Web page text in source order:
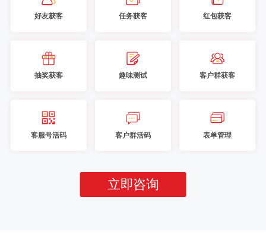
好友获客 任务获客 红包获客
抽奖获客 趣味测试 客户群获客
客服号活码 客户群活码 表单管理
立即咨询